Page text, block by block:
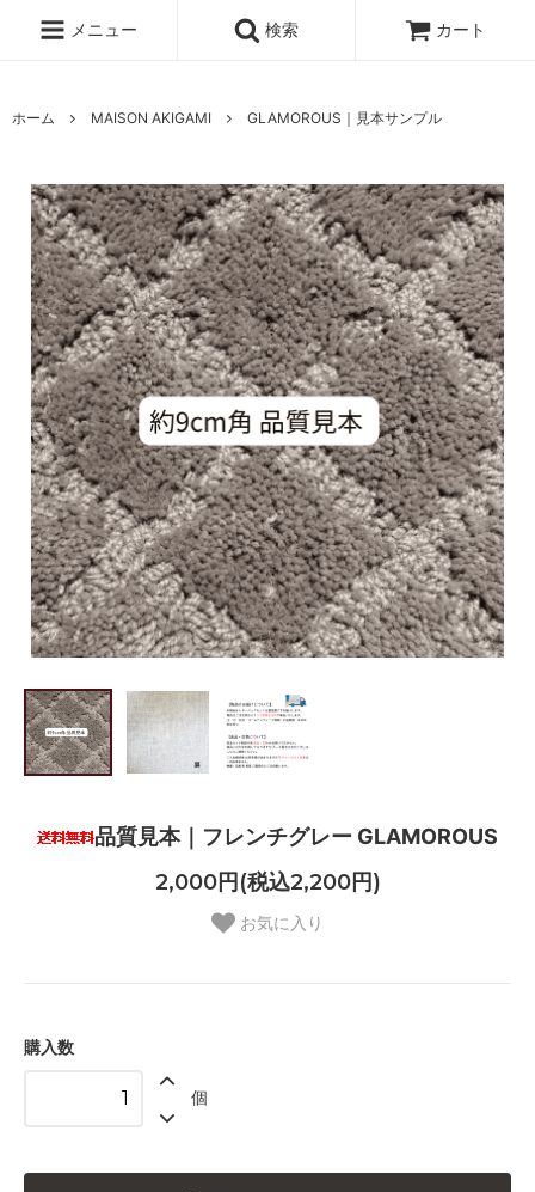
メニュー 検索 カート
ホーム MAISON AKIGAMI GLAMOROUS｜見本サンプル
品質見本｜フレンチグレー GLAMOROUS
2,000円(税込2,200円)
お気に入り
購入数
個